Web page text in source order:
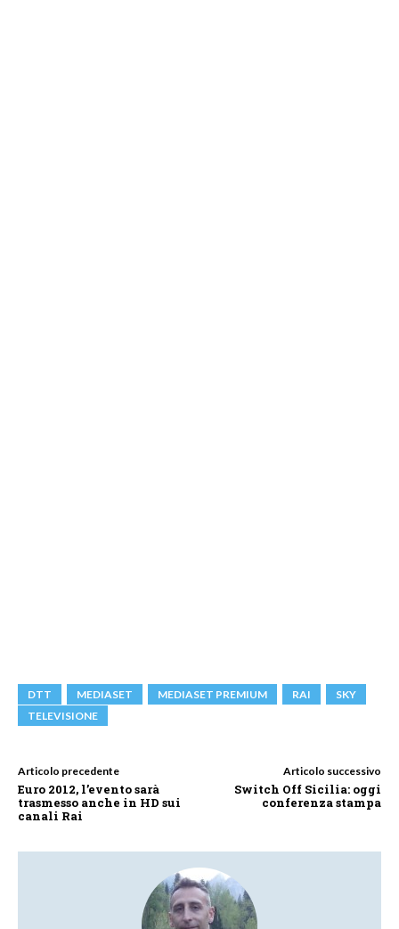
DTT MEDIASET MEDIASET PREMIUM RAI
SKY
TELEVISIONE
Articolo precedente
Euro 2012, l’evento sarà
trasmesso anche in HD sui
canali Rai
Articolo successivo
Switch Off Sicilia: oggi
conferenza stampa